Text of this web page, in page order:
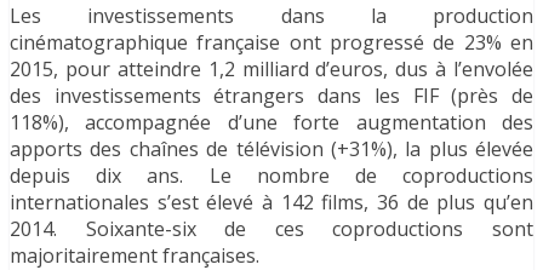
Les investissements dans la production
cinématographique française ont progressé de 23% en
2015, pour atteindre 1,2 milliard d’euros, dus à l’envolée
des investissements étrangers dans les FIF (près de
118%), accompagnée d’une forte augmentation des
apports des chaînes de télévision (+31%), la plus élevée
depuis dix ans. Le nombre de coproductions
internationales s’est élevé à 142 films, 36 de plus qu’en
2014. Soixante-six de ces coproductions sont
majoritairement françaises.